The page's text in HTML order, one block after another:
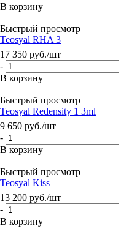
В корзину
Быстрый просмотр
Teosyal RHA 3
17 350 руб./шт
-
В корзину
Быстрый просмотр
Teosyal Redensity 1 3ml
9 650 руб./шт
-
В корзину
Быстрый просмотр
Teosyal Kiss
13 200 руб./шт
-
В корзину